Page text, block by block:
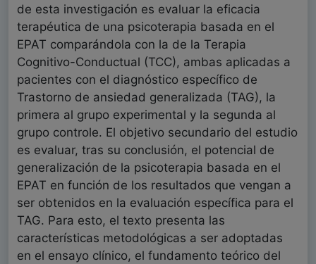
de esta investigación es evaluar la eficacia
terapéutica de una psicoterapia basada en el
EPAT comparándola con la de la Terapia
Cognitivo-Conductual (TCC), ambas aplicadas a
pacientes con el diagnóstico específico de
Trastorno de ansiedad generalizada (TAG), la
primera al grupo experimental y la segunda al
grupo controle. El objetivo secundario del estudio
es evaluar, tras su conclusión, el potencial de
generalización de la psicoterapia basada en el
EPAT en función de los resultados que vengan a
ser obtenidos en la evaluación específica para el
TAG. Para esto, el texto presenta las
características metodológicas a ser adoptadas
en el ensayo clínico, el fundamento teórico del